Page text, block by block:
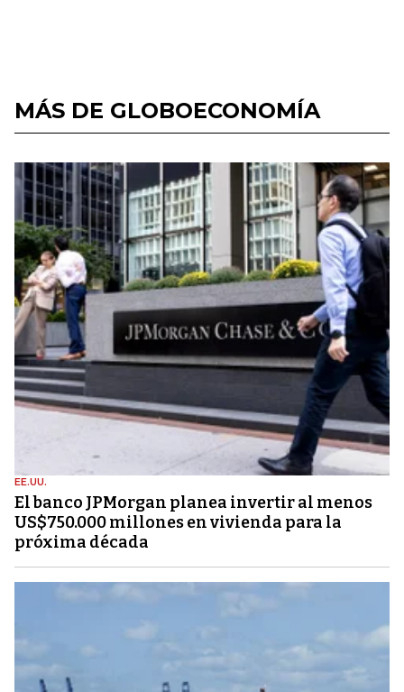
MÁS DE GLOBOECONOMÍA
EE.UU.
El banco JPMorgan planea invertir al menos
US$750.000 millones en vivienda para la
próxima década